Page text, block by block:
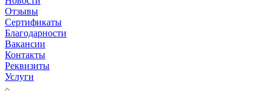
Отзывы
Сертификаты
Благодарности
Вакансии
Контакты
Реквизиты
Услуги